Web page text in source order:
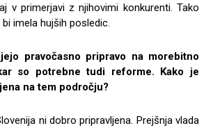
v primerjavi z njihovimi konkurenti. Tako
imela hujših posledic.
pravočasno pripravo na morebitno
so potrebne tudi reforme. Kako je
na tem področju?
ni dobro pripravljena. Prejšnja vlada